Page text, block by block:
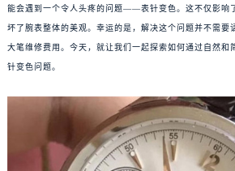
能会遇到一个令人头疼的问题——表针变色。这不仅影响
坏了腕表整体的美观。幸运的是，解决这个问题并不需要
大笔维修费用。今天，就让我们一起探索如何通过自然和
针变色问题。